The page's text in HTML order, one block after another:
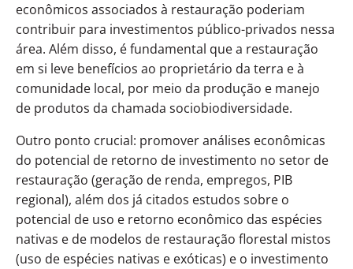
econômicos associados à restauração poderiam
contribuir para investimentos público-privados nessa
área. Além disso, é fundamental que a restauração
em si leve benefícios ao proprietário da terra e à
comunidade local, por meio da produção e manejo
de produtos da chamada sociobiodiversidade.
Outro ponto crucial: promover análises econômicas
do potencial de retorno de investimento no setor de
restauração (geração de renda, empregos, PIB
regional), além dos já citados estudos sobre o
potencial de uso e retorno econômico das espécies
nativas e de modelos de restauração florestal mistos
(uso de espécies nativas e exóticas) e o investimento